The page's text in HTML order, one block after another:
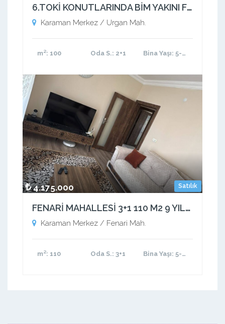
6.TOKİ KONUTLARINDA BİM YAKINI FIRSAT DAİRE 2+1
Karaman Merkez / Urgan Mah.
m²: 100 Oda S.: 2+1 Bina Yaşı: 5-10 arası
Satılık
4.175.000
FENARİ MAHALLESİ 3+1 110 M2 9 YILLIK MASRAFSIZ YATIRIMLIK KIRACILI DAİRE
Karaman Merkez / Fenari Mah.
m²: 110 Oda S.: 3+1 Bina Yaşı: 5-10 arası